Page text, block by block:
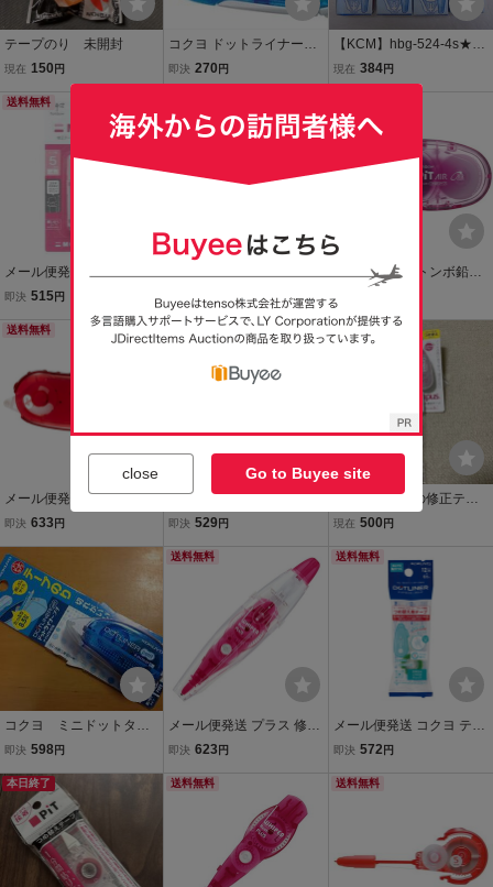
テープのり 未開封
現在 150 円
コクヨ ドットライナー専
用詰替えテープ タ－Ｄ４
００Ｎ－０８
即決 270 円
【KCM】hbg-524-4s★新
品箱傷み★コクヨ テープ
のり 『ドットライナーノ
7mm×8ｍ 4個セット 各
色共通 タ-D480-07
現在 384円
送料無料
メール便発送 トンボ鉛筆
修正テープ モノポケット
M5C80
即決 515円
替え用テープ タ-D400-08
N（本体：タ-DM400-08N
1,080 円
メール便発送 トンボ鉛筆
テープのり ピットエアー
ミニ つめ替えタイプ 本体
幅6mm×11m ピンク PN-C
即決
送料無料
メール便発送 プラス テー
プのり ノリノポッド 強力
m TG-1122
即決 633 円
送料無料
メール便発送 プラス テー
プのり ノリノポッド しっ
m TG-1111R
即決 529 円
本日終了
ノートのための修正テー
プ 詰替用テープ×2 B罫用
青 本体 A罫用 幅6.5mm×6
m TW-MNT336 ピンク コ
クヨ キャンパス
現在 500 円
コクヨ ミニドットタイ
プ テープのり ドット
即決 598円
送料無料
メール便発送 プラス 修正
テープ ホワイパーラッシ
065
即決 623 円
送料無料
メール便発送 コクヨ テー
プのり ドットライナーフ
あとから貼りつく 幅6mm
即決 572 円
本日終了 送料無料 送料無料
close Go to Buyee site